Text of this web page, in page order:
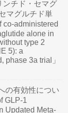
ンチド・セマグ
マグルチド単
co-administered
alone in
type 2
5): a
phase 3a trial」
の有効性につい
GLP-1
Updated Meta-